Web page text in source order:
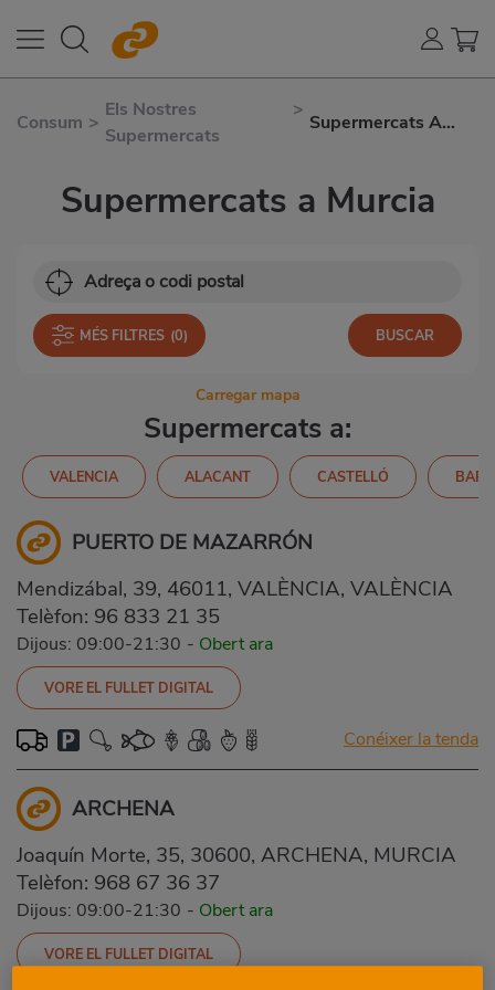
Consum >
Els Nostres
Supermercats
>
Supermercats A
Supermercats a Murcia
MÉS FILTRES (0)
Carregar mapa
Supermercats a:
VALENCIA ALACANT CASTELLÓ
PUERTO DE MAZARRÓN
Mendizábal, 39, 46011, VALÈNCIA, VALÈNCIA
Telèfon: 96 833 21 35
Dijous: 09:00-21:30 - Obert ara
VORE EL FULLET DIGITAL
Conéixer la tenda
ARCHENA
Joaquín Morte, 35, 30600, ARCHENA, MURCIA
Telèfon: 968 67 36 37
Dijous: 09:00-21:30 - Obert ara
VORE EL FULLET DIGITAL